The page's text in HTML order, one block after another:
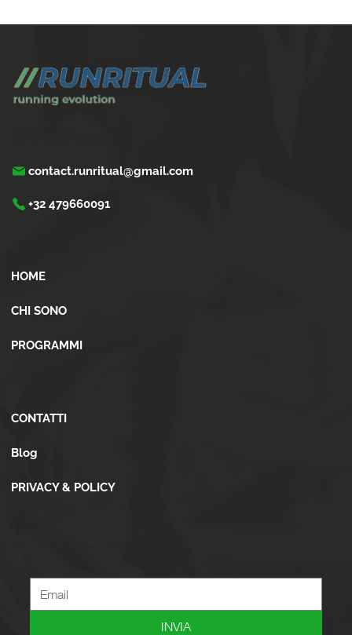
contact.runritual@gmail.com
+32 479660091
HOME
CHI SONO
PROGRAMMI
CONTATTI
Blog
PRIVACY & POLICY
INVIA